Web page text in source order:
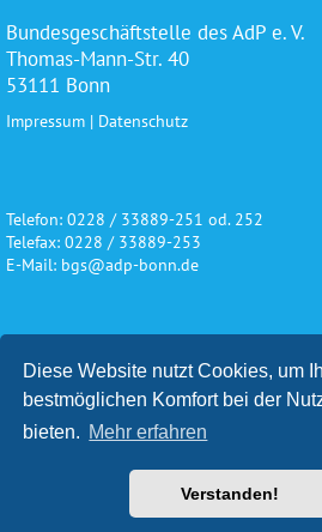
Diese Website nutzt Cookies, um
bestmöglichen Komfort bei der
bieten. Mehr erfahren
Verstanden!
Bundesgeschäftstelle des AdP e. V.
Thomas-Mann-Str. 40
53111 Bonn
Impressum | Datenschutz
Telefon: 0228 / 33889-251 od. 252
Telefax: 0228 / 33889-253
E-Mail: bgs@adp-bonn.de
Wir danken für die freundliche
Unterstützung und Förderung
Konzeption und Gestaltung: Impuls
www.werbeagentur-